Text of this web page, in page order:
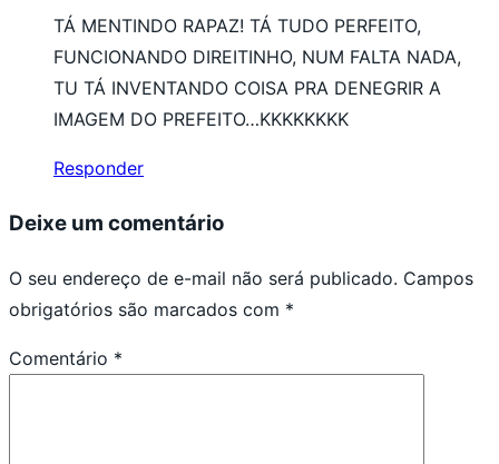
TÁ MENTINDO RAPAZ! TÁ TUDO PERFEITO,
FUNCIONANDO DIREITINHO, NUM FALTA NADA,
TU TÁ INVENTANDO COISA PRA DENEGRIR A
IMAGEM DO PREFEITO…KKKKKKKK
Responder
Deixe um comentário
O seu endereço de e-mail não será publicado. Campos
obrigatórios são marcados com *
Comentário *